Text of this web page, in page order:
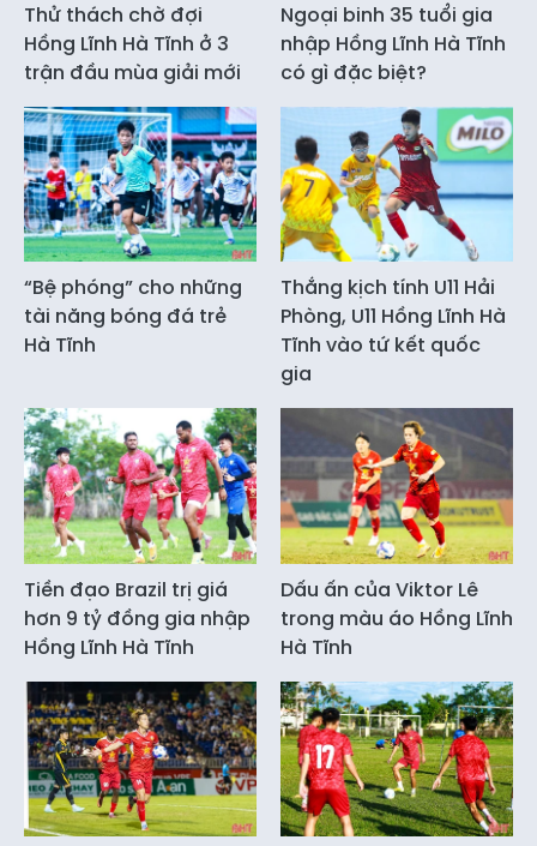
Thử thách chờ đợi
Hồng Lĩnh Hà Tĩnh ở 3
trận đầu mùa giải mới
Ngoại binh 35 tuổi gia
nhập Hồng Lĩnh Hà Tĩnh
có gì đặc biệt?
“Bệ phóng” cho những
tài năng bóng đá trẻ
Hà Tĩnh
Thắng kịch tính U11 Hải
Phòng, U11 Hồng Lĩnh Hà
Tĩnh vào tứ kết quốc
gia
Tiền đạo Brazil trị giá
hơn 9 tỷ đồng gia nhập
Hồng Lĩnh Hà Tĩnh
Dấu ấn của Viktor Lê
trong màu áo Hồng Lĩnh
Hà Tĩnh